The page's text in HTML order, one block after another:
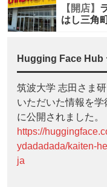
【開店】
はし三角
Hugging Face Hub
筑波大学 志田さま
いただいた情報を
に公開されました。
https://
ydadadada/kaiten-
ja